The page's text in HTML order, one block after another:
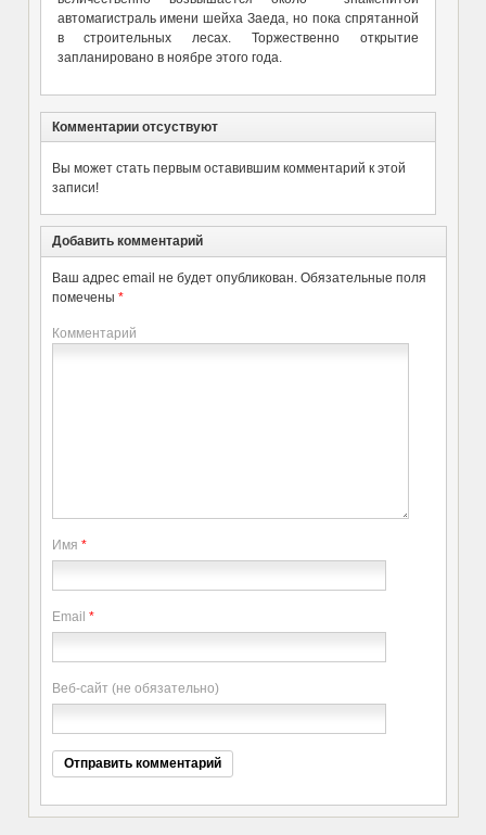
автомагистраль имени шейха Заеда, но пока спрятанной
в строительных лесах. Торжественно открытие
запланировано в ноябре этого года.
Комментарии отсуствуют
Вы может стать первым оставившим комментарий к этой
записи!
Добавить комментарий
Ваш адрес email не будет опубликован. Обязательные поля
помечены *
Комментарий
Имя *
Email *
Веб-сайт (не обязательно)